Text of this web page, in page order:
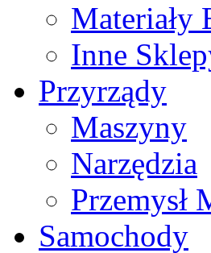
Materiały
Inne
Przyrządy
Maszyny
Narzędzia
Przemysł
Samochody